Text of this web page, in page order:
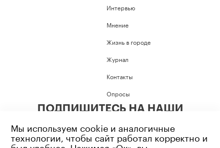
Интервью
Мнение
Жизнь в городе
Журнал
Контакты
Опросы
ПОДПИШИТЕСЬ НА НАШИ
Мы используем cookie и аналогичные
технологии, чтобы сайт работал корректно и